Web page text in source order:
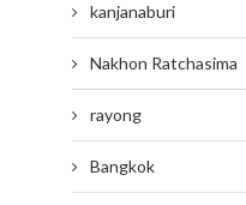
kanjanaburi
Nakhon Ratchasima
rayong
Bangkok